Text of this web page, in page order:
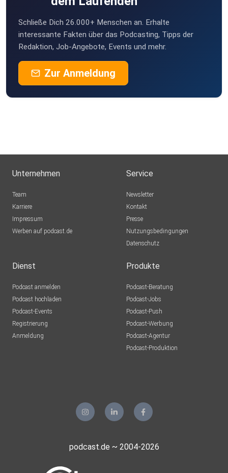
Schließe Dich 26.000+ Menschen an. Erhalte
interessante Fakten über das Podcasting, Tipps der
Redaktion, Job-Angebote, Events und mehr.
Zur Anmeldung
Unternehmen
Team
Karriere
Impressum
Werben auf podcast.de
Service
Newsletter
Kontakt
Presse
Nutzungsbedingungen
Datenschutz
Dienst
Podcast anmelden
Podcast hochladen
Podcast-Events
Registrierung
Anmeldung
Produkte
Podcast-Beratung
Podcast-Jobs
Podcast-Push
Podcast-Werbung
Podcast-Agentur
Podcast-Produktion
podcast.de ~ 2004-2026